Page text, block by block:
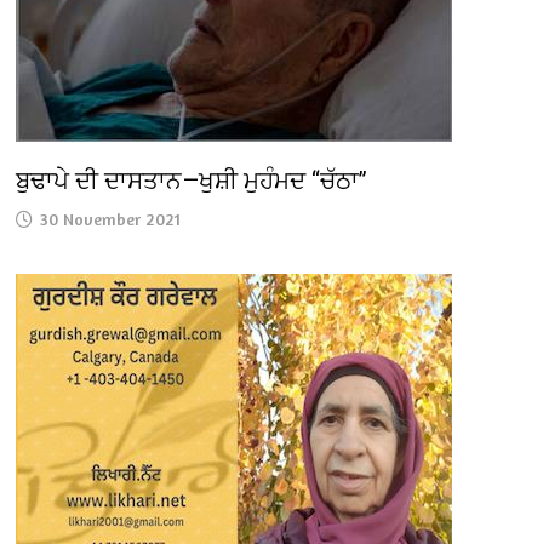
ਬੁਢਾਪੇ ਦੀ ਦਾਸਤਾਨ—ਖੁਸ਼ੀ ਮੁਹੰਮਦ “ਚੱਠਾ”
30 November 2021